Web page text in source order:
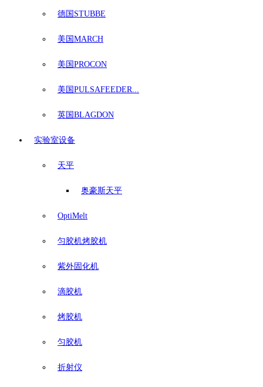
德国STUBBE
美国MARCH
美国PROCON
美国PULSAFEEDER...
英国BLAGDON
实验室设备
天平
奥豪斯天平
OptiMelt
匀胶机烤胶机
紫外固化机
滴胶机
烤胶机
匀胶机
折射仪